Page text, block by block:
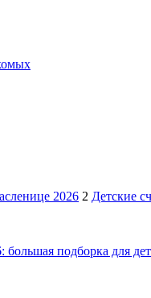
2026 2 Детские
подборка для